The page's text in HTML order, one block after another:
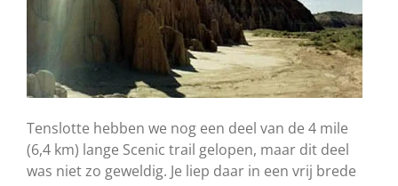
Tenslotte hebben we nog een deel van de 4 mile
(6,4 km) lange Scenic trail gelopen, maar dit deel
was niet zo geweldig. Je liep daar in een vrij brede